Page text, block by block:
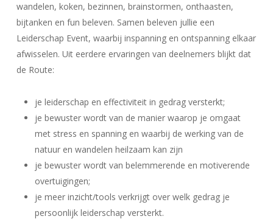
wandelen, koken, bezinnen, brainstormen, onthaasten,
bijtanken en fun beleven. Samen beleven jullie een
Leiderschap Event, waarbij inspanning en ontspanning elkaar
afwisselen. Uit eerdere ervaringen van deelnemers blijkt dat
de Route:
je leiderschap en effectiviteit in gedrag versterkt;
je bewuster wordt van de manier waarop je omgaat
met stress en spanning en waarbij de werking van de
natuur en wandelen heilzaam kan zijn
je bewuster wordt van belemmerende en motiverende
overtuigingen;
je meer inzicht/tools verkrijgt over welk gedrag je
persoonlijk leiderschap versterkt.